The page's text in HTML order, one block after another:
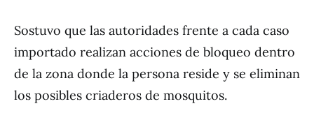
Sostuvo que las autoridades frente a cada caso
importado realizan acciones de bloqueo dentro
de la zona donde la persona reside y se eliminan
los posibles criaderos de mosquitos.